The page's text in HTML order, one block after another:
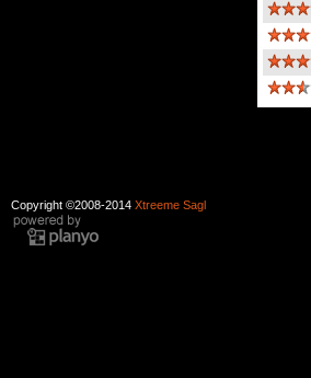
Copyright ©2008-2014 Xtreeme Sagl